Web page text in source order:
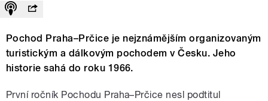
Pochod Praha–Prčice je nejznámějším organizovaným
turistickým a dálkovým pochodem v Česku. Jeho
historie sahá do roku 1966.
První ročník Pochodu Praha–Prčice nesl podtitul